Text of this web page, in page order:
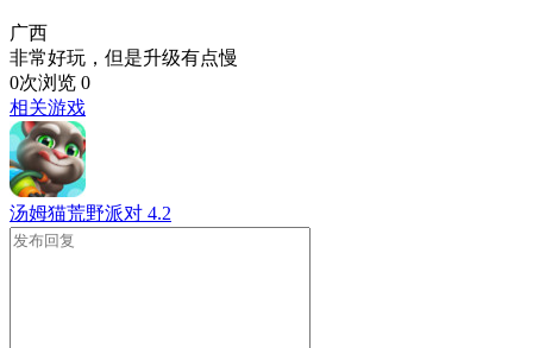
广西
非常好玩，但是升级有点慢
0次浏览 0
相关游戏
汤姆猫荒野派对 4.2